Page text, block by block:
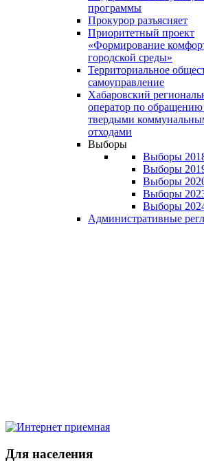
программы
Прокурор разъясняет
Приоритетный проект
«Формирование
городской среды»
Территориальное
самоуправление
Хабаровский
оператор по обращению
твердыми
отходами
Выборы
Выборы
Выборы
Выборы
Выборы
Выборы
Административные
Для населения